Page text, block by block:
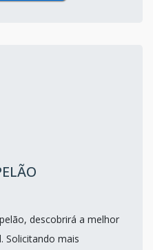
descobrirá a melhor
Solicitando mais